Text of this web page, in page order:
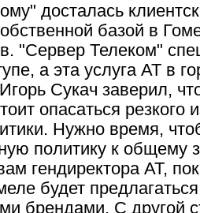
досталась
базой в
"Сервер Телеком"
а эта услуга АТ в
Сукач заверил,
опасаться резкого
Нужно время,
политику к общему
гендиректора АТ,
будет
брендами. С другой